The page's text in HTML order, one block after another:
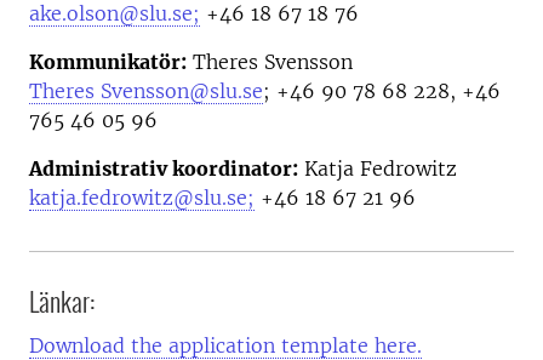
ake.olson@slu.se; +46 18 67 18 76
Kommunikatör: Theres Svensson
Theres Svensson@slu.se; +46 90 78 68 228, +46
765 46 05 96
Administrativ koordinator: Katja Fedrowitz
katja.fedrowitz@slu.se; +46 18 67 21 96
Länkar:
Download the application template here.